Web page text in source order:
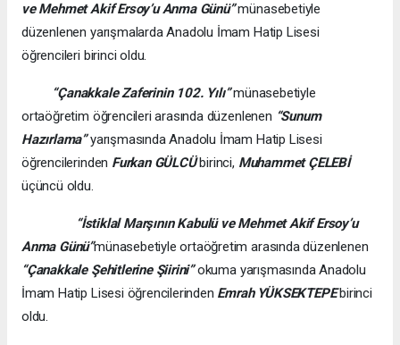
ve Mehmet Akif Ersoy’u Anma Günü”münasebetiyle
düzenlenen yarışmalarda Anadolu İmam Hatip Lisesi
öğrencileri birinci oldu.
“Çanakkale Zaferinin 102. Yılı”münasebetiyle
ortaöğretim öğrencileri arasında düzenlenen “Sunum
Hazırlama”yarışmasında Anadolu İmam Hatip Lisesi
öğrencilerinden Furkan GÜLCÜbirinci, Muhammet ÇELEBİ
üçüncü oldu.
“İstiklal Marşının Kabulü ve Mehmet Akif Ersoy’u
Anma Günü”münasebetiyle ortaöğretim arasında düzenlenen
“Çanakkale Şehitlerine Şiirini”okuma yarışmasında Anadolu
İmam Hatip Lisesi öğrencilerinden Emrah YÜKSEKTEPEbirinci
oldu.